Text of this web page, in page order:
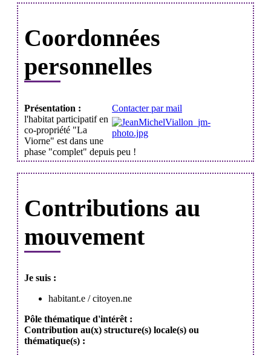
Coordonnées
personnelles
Contacter par mail
Présentation :
l'habitat participatif en
co-propriété "La
Viorne" est dans une
phase "complet" depuis peu !
Contributions au
mouvement
Je suis :
habitant.e / citoyen.ne
Pôle thématique d'intérêt :
Contribution au(x) structure(s) locale(s) ou
thématique(s) :